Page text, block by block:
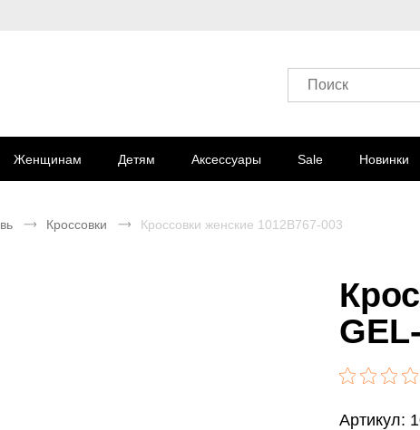
Поиск
Женщинам Детям Аксессуары Sale Новинки
Кроссовки Кроссовки женские 1012B767-003
Артикул: